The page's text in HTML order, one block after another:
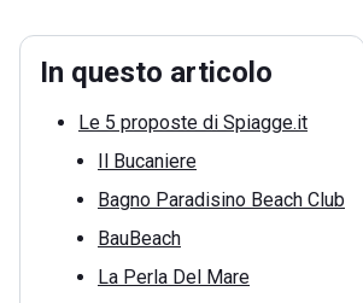
In questo articolo
Le 5 proposte di Spiagge.it
Il Bucaniere
Bagno Paradisino Beach Club
BauBeach
La Perla Del Mare